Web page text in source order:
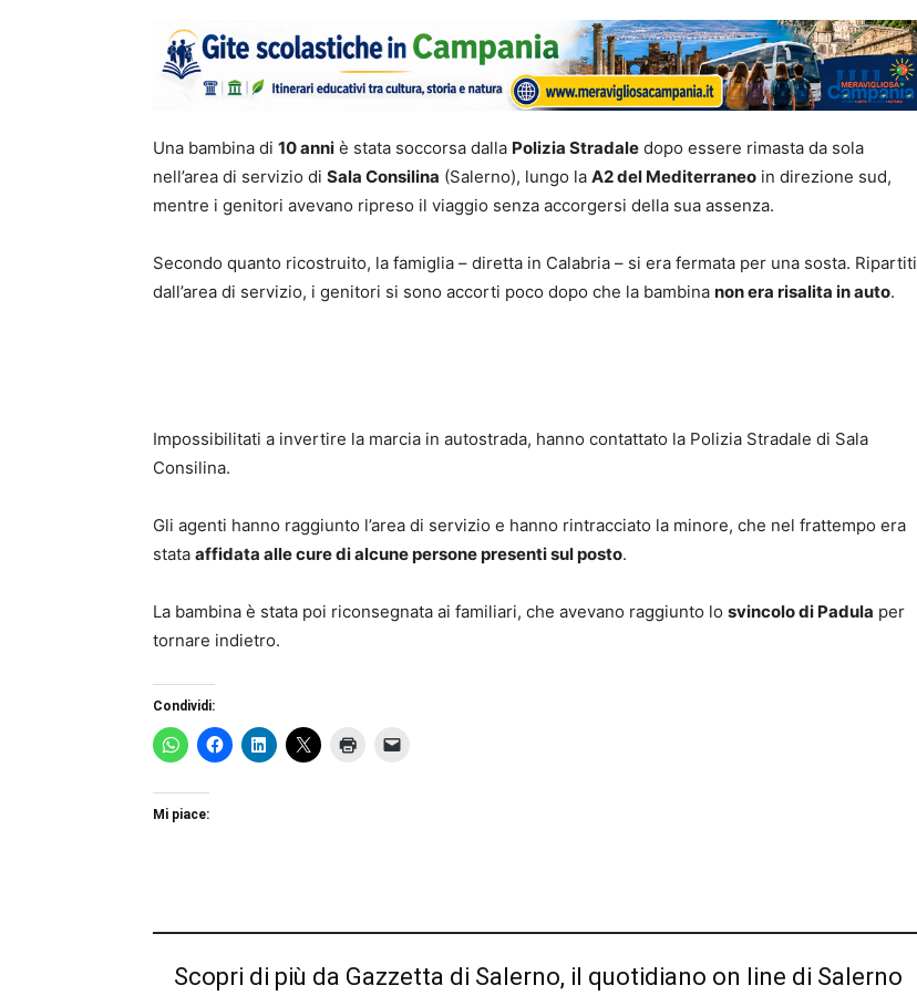
Una bambina di 10 anni è stata soccorsa dalla Polizia Stradale dopo essere rimasta da sola
nell’area di servizio di Sala Consilina (Salerno), lungo la A2 del Mediterraneo in direzione sud,
mentre i genitori avevano ripreso il viaggio senza accorgersi della sua assenza.
Secondo quanto ricostruito, la famiglia – diretta in Calabria – si era fermata per una sosta. Ripartiti
dall’area di servizio, i genitori si sono accorti poco dopo che la bambina non era risalita in auto.
Impossibilitati a invertire la marcia in autostrada, hanno contattato la Polizia Stradale di Sala
Consilina.
Gli agenti hanno raggiunto l’area di servizio e hanno rintracciato la minore, che nel frattempo era
stata affidata alle cure di alcune persone presenti sul posto.
La bambina è stata poi riconsegnata ai familiari, che avevano raggiunto lo svincolo di Padula per
tornare indietro.
Condividi:
Mi piace:
Scopri di più da Gazzetta di Salerno, il quotidiano on line di Salerno